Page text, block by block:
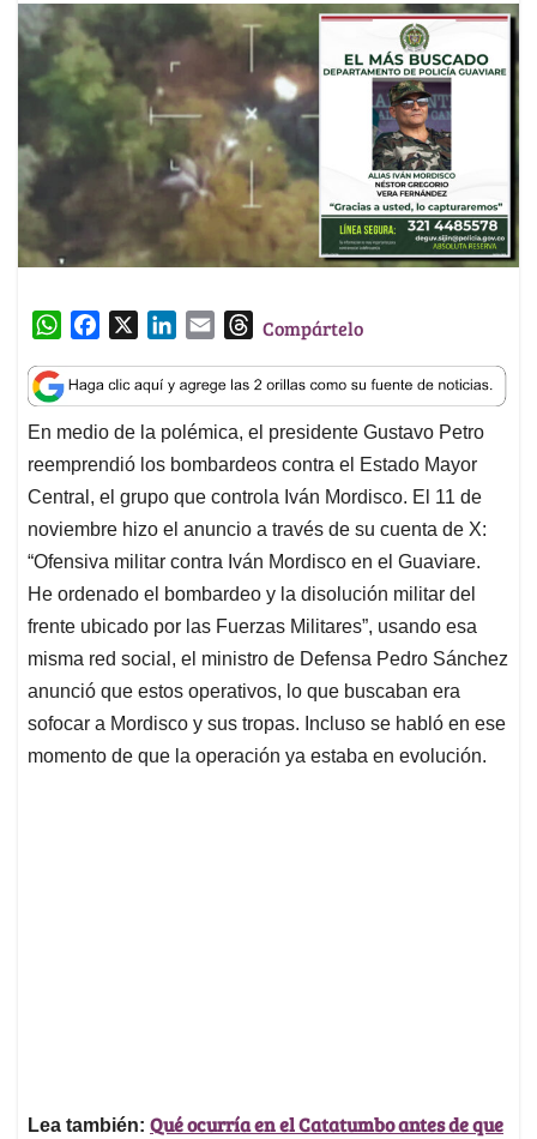
W
a
t
s
A
p
p
c
e
b
o
o
k
n
k
e
d
I
n
a
i
l
T
r
e
a
d
s
Compártelo
En medio de la polémica, el presidente Gustavo Petro
reemprendió los bombardeos contra el Estado Mayor
Central, el grupo que controla Iván Mordisco. El 11 de
noviembre hizo el anuncio a través de su cuenta de X:
“Ofensiva militar contra Iván Mordisco en el Guaviare.
He ordenado el bombardeo y la disolución militar del
frente ubicado por las Fuerzas Militares”, usando esa
misma red social, el ministro de Defensa Pedro Sánchez
anunció que estos operativos, lo que buscaban era
sofocar a Mordisco y sus tropas. Incluso se habló en ese
momento de que la operación ya estaba en evolución.
Lea también: Qué ocurría en el Catatumbo antes de que